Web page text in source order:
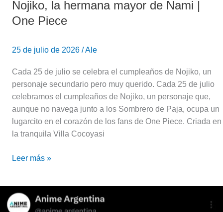
Nojiko, la hermana mayor de Nami |
One Piece
25 de julio de 2026 /Ale
Cada 25 de julio se celebra el cumpleaños de Nojiko, un
personaje secundario pero muy querido. Cada 25 de julio
celebramos el cumpleaños de Nojiko, un personaje que,
aunque no navega junto a los Sombrero de Paja, ocupa un
lugarcito en el corazón de los fans de One Piece. Criada en
la tranquila Villa Cocoyasi
Leer más »
Los
mejores